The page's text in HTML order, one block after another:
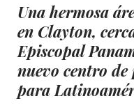
Una hermosa
en Clayton,
Episcopal
nuevo centro
para